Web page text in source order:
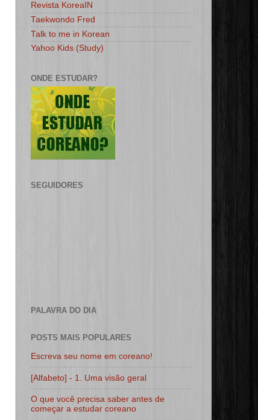
Revista KoreaIN
Taekwondo Fred
Talk to me in Korean
Yahoo Kids (Study)
ONDE ESTUDAR?
SEGUIDORES
PALAVRA DO DIA
POSTS MAIS POPULARES
Escreva seu nome em coreano!
[Alfabeto] - 1. Uma visão geral
O que você precisa saber antes de
começar a estudar coreano